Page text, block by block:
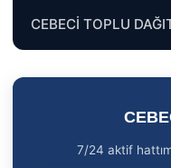
CEBECİ TOPLU
7/24 aktif